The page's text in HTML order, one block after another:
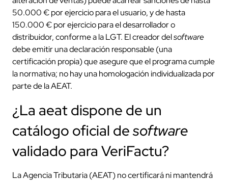
50.000 € por ejercicio para el usuario, y de hasta
150.000 € por ejercicio para el desarrollador o
distribuidor, conforme a la LGT. El creador delsoftware
debe emitir una declaración responsable (una
certificación propia) que asegure que el programa cumple
la normativa; no hay una homologación individualizada por
parte de la AEAT.
¿La aeat dispone de un
catálogo oficial desoftware
validado para VeriFactu?
La Agencia Tributaria (AEAT) no certificará ni mantendrá